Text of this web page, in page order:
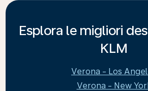
Esplora le migliori
KLM
Verona - Los
Verona - New